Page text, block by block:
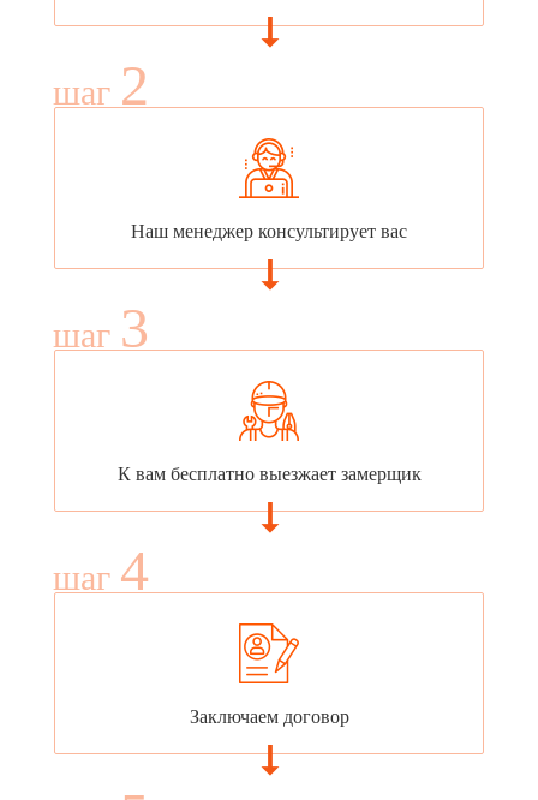
шаг 2
Наш менеджер консультирует вас
шаг 3
К вам бесплатно выезжает замерщик
шаг 4
Заключаем договор